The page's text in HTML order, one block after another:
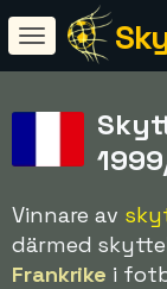
Vinnare av
därmed
Frankrike i